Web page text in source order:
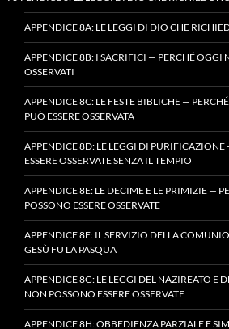
APPENDICE 8A: LE LEGGI DI DIO CHE
APPENDICE 8B: I SACRIFICI — PERCHÉ OGGI
OSSERVATI
APPENDICE 8C: LE FESTE BIBLICHE —
PUÒ ESSERE OSSERVATA
APPENDICE 8D: LE LEGGI DI
ESSERE OSSERVATE SENZA IL TEMPIO
APPENDICE 8E: LE DECIME E LE PRIMIZIE —
POSSONO ESSERE OSSERVATE
APPENDICE 8F: IL SERVIZIO DELLA
GESÙ FU LA PASQUA
APPENDICE 8G: LE LEGGI DEL NAZIREATO E
NON POSSONO ESSERE OSSERVATE
APPENDICE 8H: OBBEDIENZA PARZIALE E